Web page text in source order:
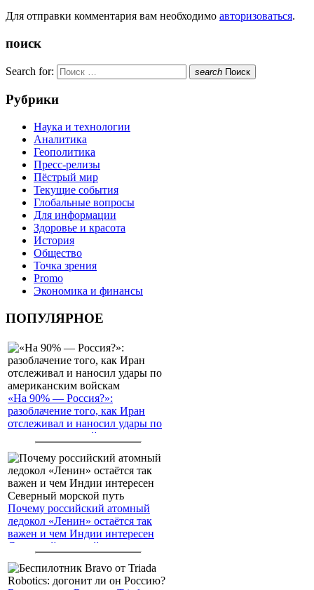
Для отправки комментария вам необходимо авторизоваться.
поиск
Search for: search Поиск
Рубрики
Наука и технологии
Аналитика
Геополитика
Пресс-релизы
Пёстрый мир
Текущие события
Глобальные вопросы
Для информации
Здоровье и красота
История
Общество
Точка зрения
Promo
Экономика и финансы
ПОПУЛЯРНОЕ
«На 90% — Россия?»:
разоблачение того, как Иран
отслеживал и наносил удары по
американским войскам
Почему российский атомный
ледокол «Ленин» остаётся так
важен и чем Индии интересен
Северный морской путь